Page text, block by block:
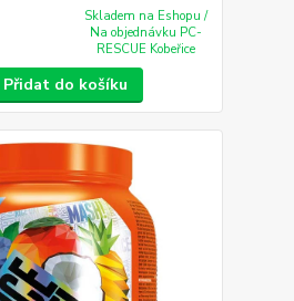
Skladem na Eshopu /
Na objednávku PC-
RESCUE Kobeřice
Přidat do košíku